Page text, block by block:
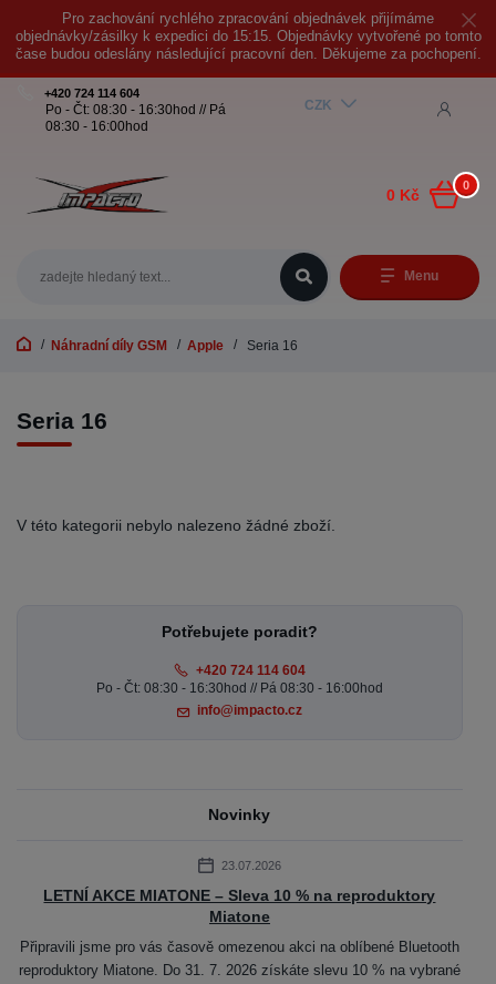
Pro zachování rychlého zpracování objednávek přijímáme
objednávky/zásilky k expedici do 15:15. Objednávky vytvořené po tomto
čase budou odeslány následující pracovní den. Děkujeme za pochopení.
Menu
CZK
+420 724 114 604
Po - Čt: 08:30 - 16:30hod // Pá
08:30 - 16:00hod
0
0 Kč
Náhradní díly GSM Apple Seria 16
Seria 16
V této kategorii nebylo nalezeno žádné zboží.
Potřebujete poradit?
+420 724 114 604
Po - Čt: 08:30 - 16:30hod // Pá 08:30 - 16:00hod
info@impacto.cz
Novinky
23.07.2026
LETNÍ AKCE MIATONE – Sleva 10 % na reproduktory
Miatone
Připravili jsme pro vás časově omezenou akci na oblíbené Bluetooth
reproduktory Miatone. Do 31. 7. 2026 získáte slevu 10 % na vybrané